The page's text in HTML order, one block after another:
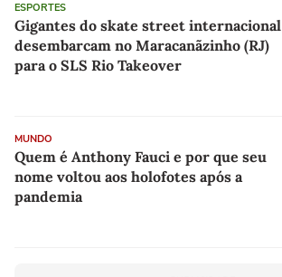
ESPORTES
Gigantes do skate street internacional
desembarcam no Maracanãzinho (RJ)
para o SLS Rio Takeover
MUNDO
Quem é Anthony Fauci e por que seu
nome voltou aos holofotes após a
pandemia